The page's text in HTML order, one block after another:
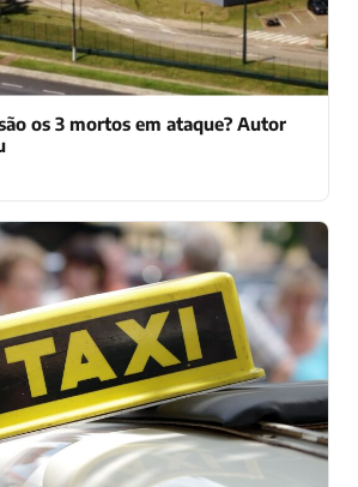
os 3 mortos em ataque? Autor